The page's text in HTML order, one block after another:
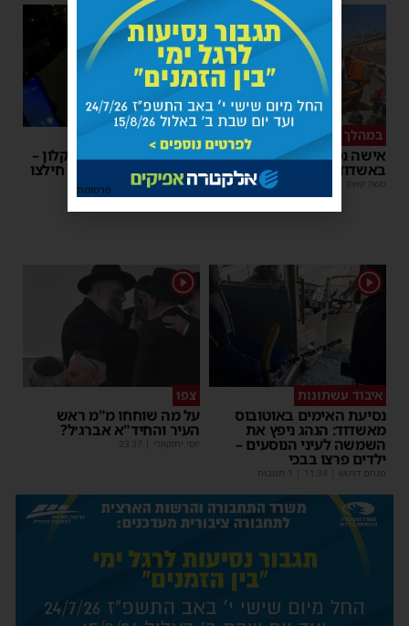
במהלך העבודה
אישה נפלה מסולם במחסן
באשדוד
משה קאהן
1
תינוק ננעל ברכב באשקלון –
המתנדבים האשדודים חילצו
אותו בשלום
משה קאהן |
11:53
1
איבוד עשתונות
נסיעת האימים באוטובוס
מאשדוד: הנהג ניפץ את
השמשה לעיני הנוסעים –
ילדים פרצו בבכי
מנחם דויטש 11:34
1
צפו
על מה שוחחו מ"מ ראש
העיר והחיד"א אברג׳ל?
יוסי יחזקאלי 23:37
פרסומת